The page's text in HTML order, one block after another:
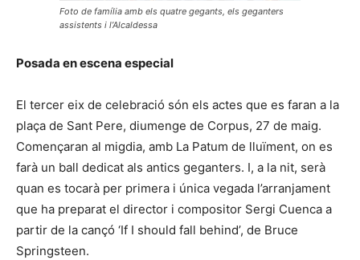
Foto de família amb els quatre gegants, els geganters
assistents i l’Alcaldessa
Posada en escena especial
El tercer eix de celebració són els actes que es faran a la
plaça de Sant Pere, diumenge de Corpus, 27 de maig.
Començaran al migdia, amb La Patum de lluïment, on es
farà un ball dedicat als antics geganters. I, a la nit, serà
quan es tocarà per primera i única vegada l’arranjament
que ha preparat el director i compositor Sergi Cuenca a
partir de la cançó ‘If I should fall behind’, de Bruce
Springsteen.